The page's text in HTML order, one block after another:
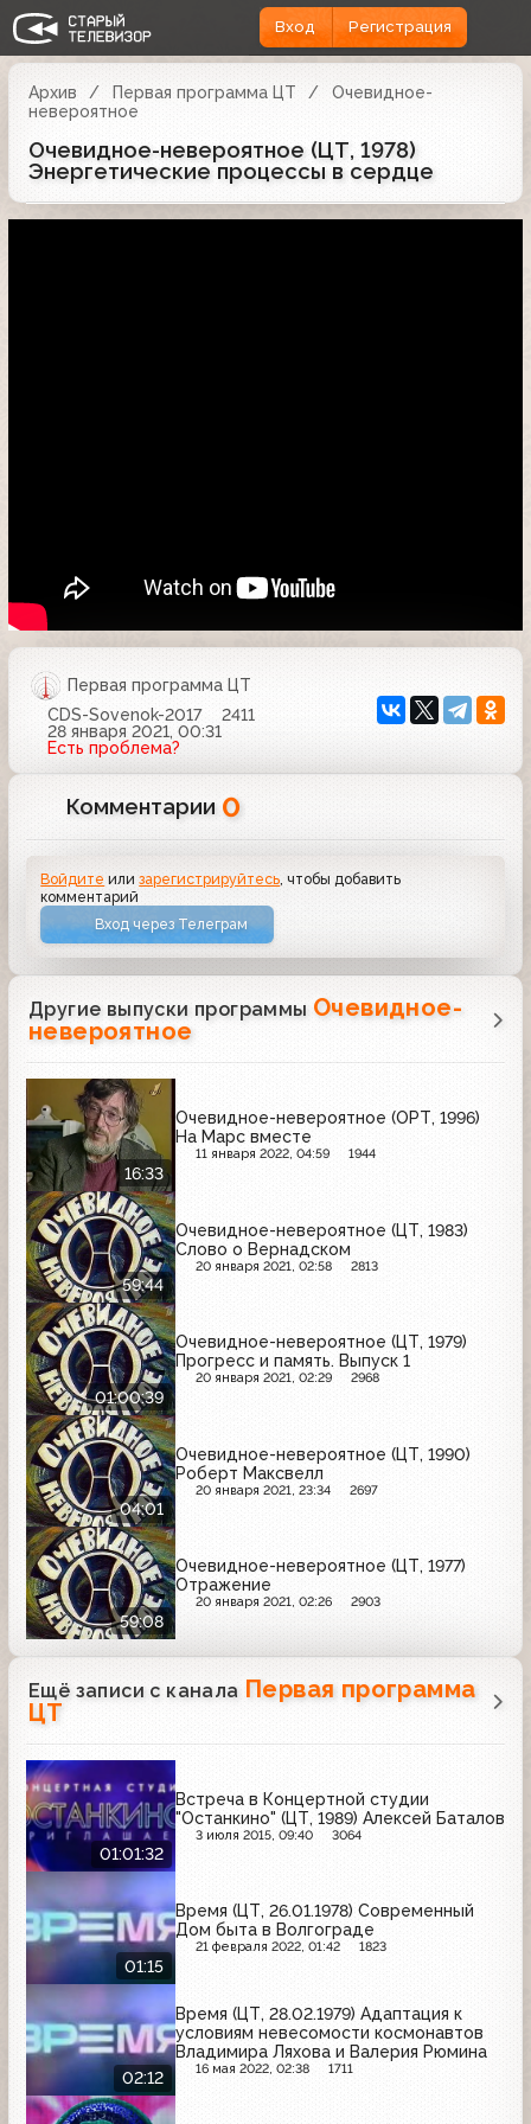
Вход Регистрация
Архив Первая программа ЦТ
Очевидное-
невероятное
Очевидное-невероятное (ЦТ, 1978)
Энергетические процессы в сердце
Первая программа ЦТ
CDS-Sovenok-2017
2411
28 января 2021, 00:31
Есть проблема?
Комментарии 0
Войдите илизарегистрируйтесь , чтобы добавить
комментарий
Вход через Телеграм
Другие выпуски программы Очевидное-
невероятное
16:33
Очевидное-невероятное (ОРТ, 1996)
На Марс вместе
11 января 2022, 04:59 1944
59:44
Очевидное-невероятное (ЦТ, 1983)
Слово о Вернадском
20 января 2021, 02:58 2813
01:00:39
Очевидное-невероятное (ЦТ, 1979)
Прогресс и память. Выпуск 1
20 января 2021, 02:29 2968
04:01
Очевидное-невероятное (ЦТ, 1990)
Роберт Максвелл
20 января 2021, 23:34 2697
59:08
Очевидное-невероятное (ЦТ, 1977)
Отражение
20 января 2021, 02:26 2903
Ещё записи с канала Первая программа
ЦТ
01:01:32
Встреча в Концертной студии
"Останкино" (ЦТ, 1989) Алексей Баталов
3 июля 2015, 09:40 3064
01:15
Время (ЦТ, 26.01.1978) Современный
Дом быта в Волгограде
21 февраля 2022, 01:42 1823
02:12
Время (ЦТ, 28.02.1979) Адаптация к
условиям невесомости космонавтов
Владимира Ляхова и Валерия Рюмина
16 мая 2022, 02:38 1711